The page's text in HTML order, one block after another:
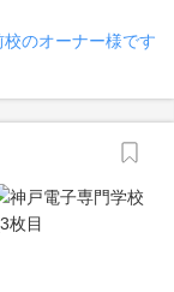
のオーナー様です